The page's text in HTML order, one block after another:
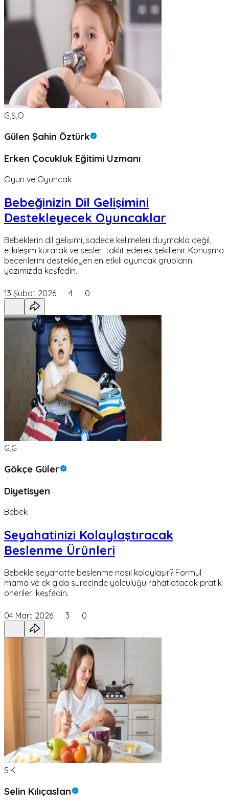
G,Ş,Ö
Gülen Şahin Öztürk
Erken Çocukluk Eğitimi Uzmanı
Oyun ve Oyuncak
Bebeğinizin Dil Gelişimini
Destekleyecek Oyuncaklar
Bebeklerin dil gelişimi, sadece kelimeleri duymakla değil,
etkileşim kurarak ve sesleri taklit ederek şekillenir. Konuşma
becerilerini destekleyen en etkili oyuncak gruplarını
yazımızda keşfedin.
13 Şubat 2026 4 0
G,G
Gökçe Güler
Diyetisyen
Bebek
Seyahatinizi Kolaylaştıracak
Beslenme Ürünleri
Bebekle seyahatte beslenme nasıl kolaylaşır? Formül
mama ve ek gıda sürecinde yolculuğu rahatlatacak pratik
önerileri keşfedin.
04 Mart 2026 3 0
S,K
Selin Kılıçaslan